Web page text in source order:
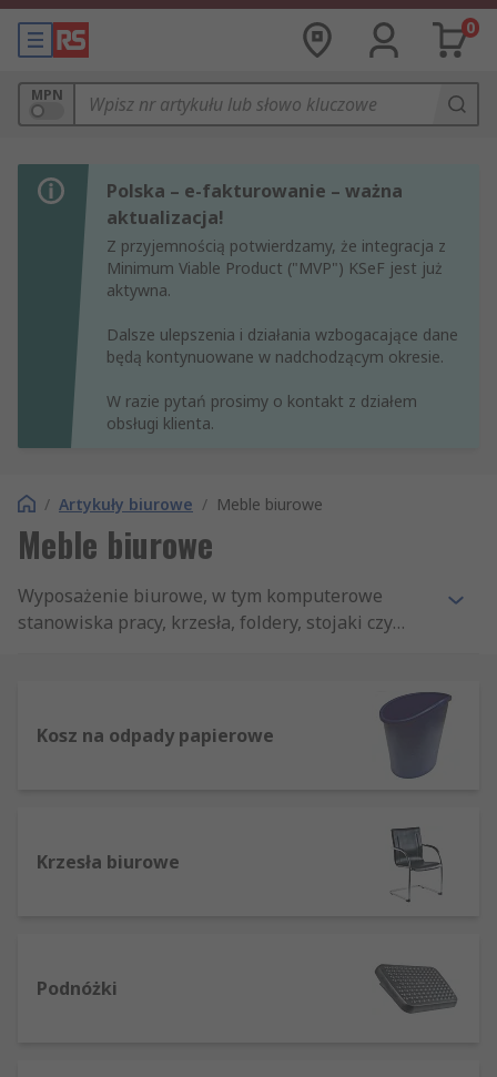
0
MPN
Polska – e-fakturowanie – ważna
aktualizacja!
Z przyjemnością potwierdzamy, że integracja z
Minimum Viable Product ("MVP") KSeF jest już
aktywna.
Dalsze ulepszenia i działania wzbogacające dane
będą kontynuowane w nadchodzącym okresie.
W razie pytań prosimy o kontakt z działem
obsługi klienta.
/ Artykuły biurowe / Meble biurowe
Meble biurowe
Wyposażenie biurowe, w tym komputerowe
stanowiska pracy, krzesła, foldery, stojaki czy
w jednym miejscu- oferta RS zawiera sprawdzone
produkty uznanych marek takich jak Rotronic i
Teknik. Tu znalazły się również podstawki pod
laptopa, sortowniki listów, podnóżki i podpórki
Kosz na odpady papierowe
Krzesła biurowe
Podnóżki